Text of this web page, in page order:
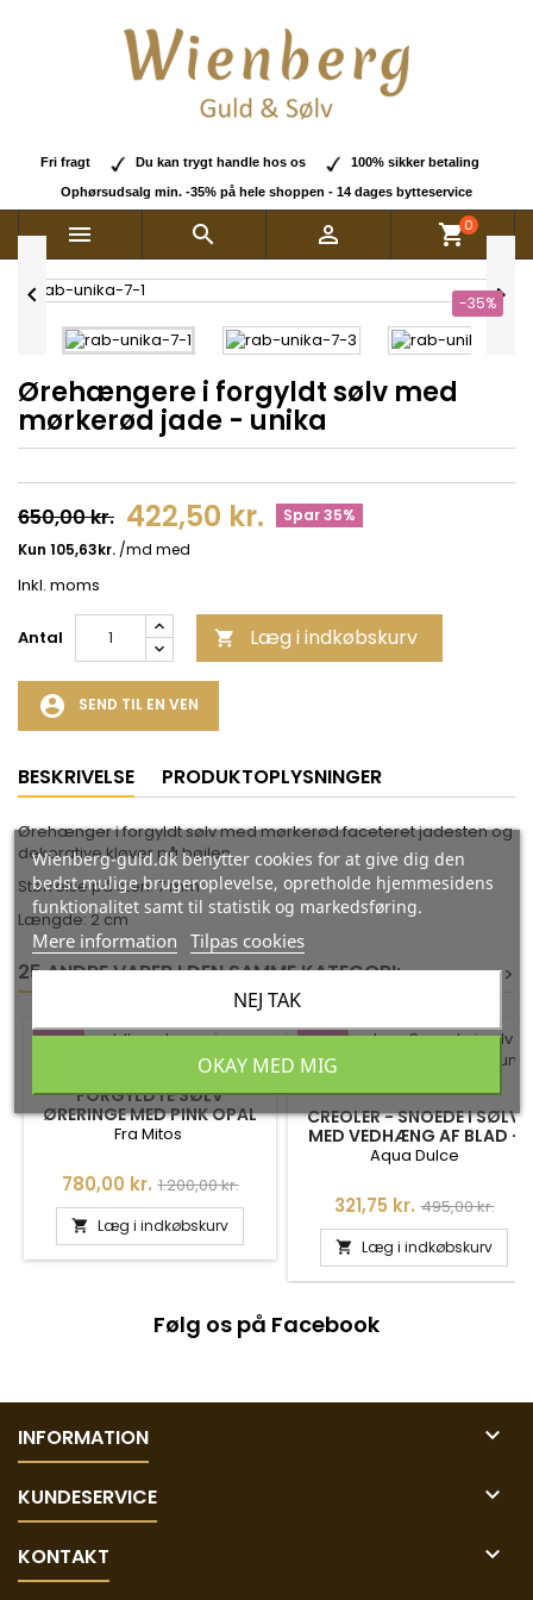
Fri fragt Du kan trygt handle hos os 100% sikker betaling
Ophørsudsalg min. -35% på hele shoppen - 14 dages bytteservice
   shopping_cart0
-35%
 
Ørehængere i forgyldt sølv med
mørkerød jade - unika
650,00 kr. 422,50 kr. Spar 35%
Inkl. moms
Antal  Læg i indkøbskurv
account_circle SEND TIL EN VEN
BESKRIVELSE PRODUKTOPLYSNINGER
Ørehænger i forgyldt sølv med mørkerød faceteret jadesten og
dekorative kløver på bøjlen.
Størrelse på sten: 7 mm
Længde: 2 cm
25 ANDRE VARER I DEN SAMME KATEGORI: >>
<<
-35%
FORGYLDTE SØLV
ØRERINGE MED PINK OPAL
Fra Mitos
Pris
780,00 kr. Normalpris
1.200,00 kr.
 Læg i indkøbskurv
-35%
CREOLER - SNOEDE I SØLV
MED VEDHÆNG AF BLAD -
LUNA LEAF - 4283
Aqua Dulce
Pris
321,75 kr. Normalpris
495,00 kr.
 Læg i indkøbskurv
Følg os på Facebook
INFORMATION 
KUNDESERVICE 
KONTAKT 
Wienberg-guld.dk benytter cookies for at give dig den
bedst mulige brugeroplevelse, opretholde hjemmesidens
funktionalitet samt til statistik og markedsføring.
Mere information Tilpas cookies
NEJ TAK
OKAY MED MIG